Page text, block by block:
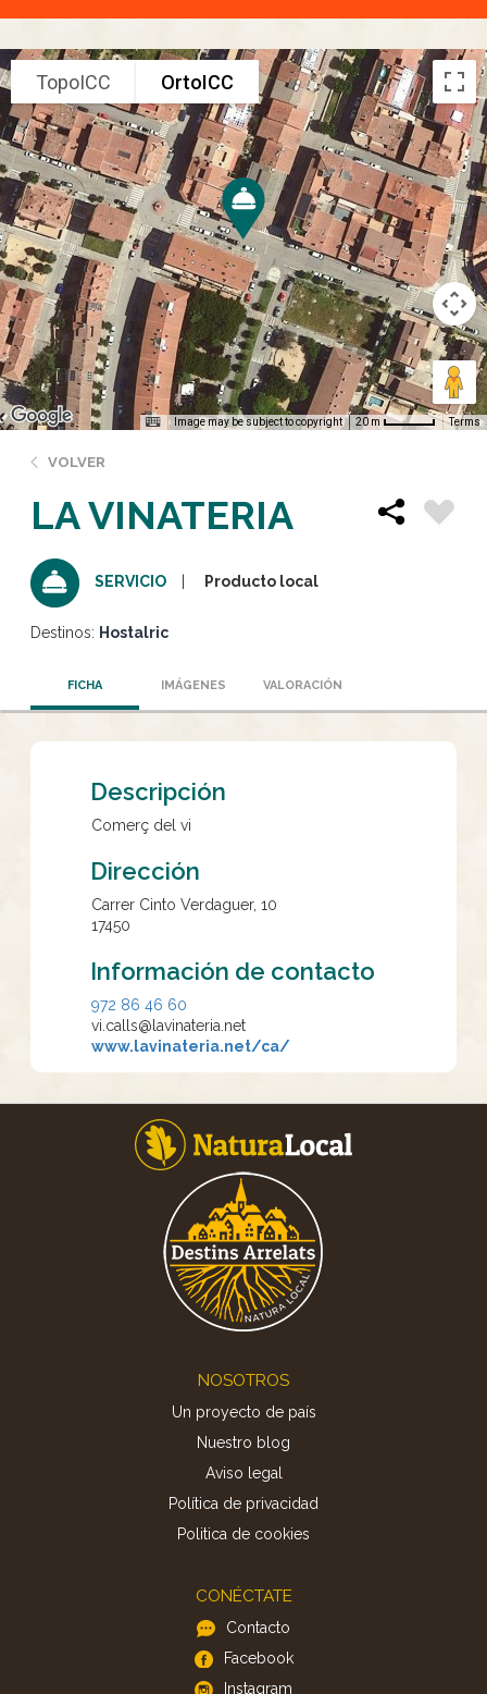
TopoICC OrtoICC
Image may be subject to copyright 20 m Terms
VOLVER
LA VINATERIA
SERVICIO Producto local
Destinos: Hostalric
FICHA IMÁGENES VALORACIÓN
Descripción
Comerç del vi
Dirección
Carrer Cinto Verdaguer, 10
17450
Información de contacto
972 86 46 60
vi.calls@lavinateria.net
www.lavinateria.net/ca/
NOSOTROS
Un proyecto de país
Nuestro blog
Aviso legal
Política de privacidad
Politica de cookies
CONÉCTATE
Contacto
Facebook
Instagram